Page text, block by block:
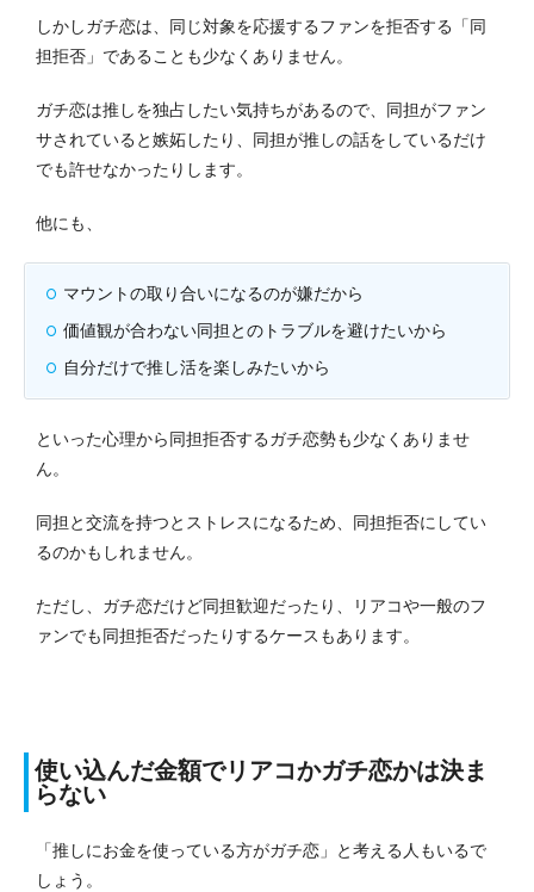
しかしガチ恋は、同じ対象を応援するファンを拒否する「同
担拒否」であることも少なくありません。
ガチ恋は推しを独占したい気持ちがあるので、同担がファン
サされていると嫉妬したり、同担が推しの話をしているだけ
でも許せなかったりします。
他にも、
マウントの取り合いになるのが嫌だから
価値観が合わない同担とのトラブルを避けたいから
自分だけで推し活を楽しみたいから
といった心理から同担拒否するガチ恋勢も少なくありませ
ん。
同担と交流を持つとストレスになるため、同担拒否にしてい
るのかもしれません。
ただし、ガチ恋だけど同担歓迎だったり、リアコや一般のフ
ァンでも同担拒否だったりするケースもあります。
使い込んだ金額でリアコかガチ恋かは決ま
らない
「推しにお金を使っている方がガチ恋」と考える人もいるで
しょう。